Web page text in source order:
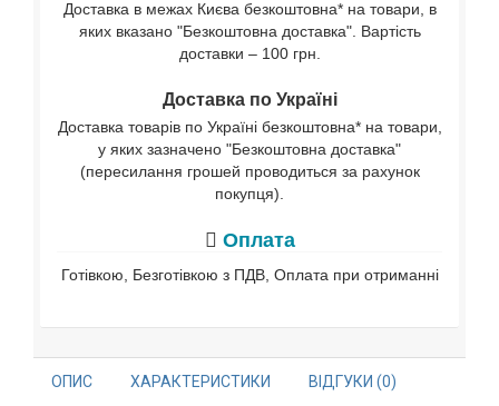
Доставка в межах Києва безкоштовна* на товари, в
яких вказано "Безкоштовна доставка". Вартість
доставки – 100 грн.
Доставка по Україні
Доставка товарів по Україні безкоштовна* на товари,
у яких зазначено "Безкоштовна доставка"
(пересилання грошей проводиться за рахунок
покупця).
Оплата
Готівкою, Безготівкою з ПДВ, Оплата при отриманні
ОПИС ХАРАКТЕРИСТИКИ ВІДГУКИ (0)